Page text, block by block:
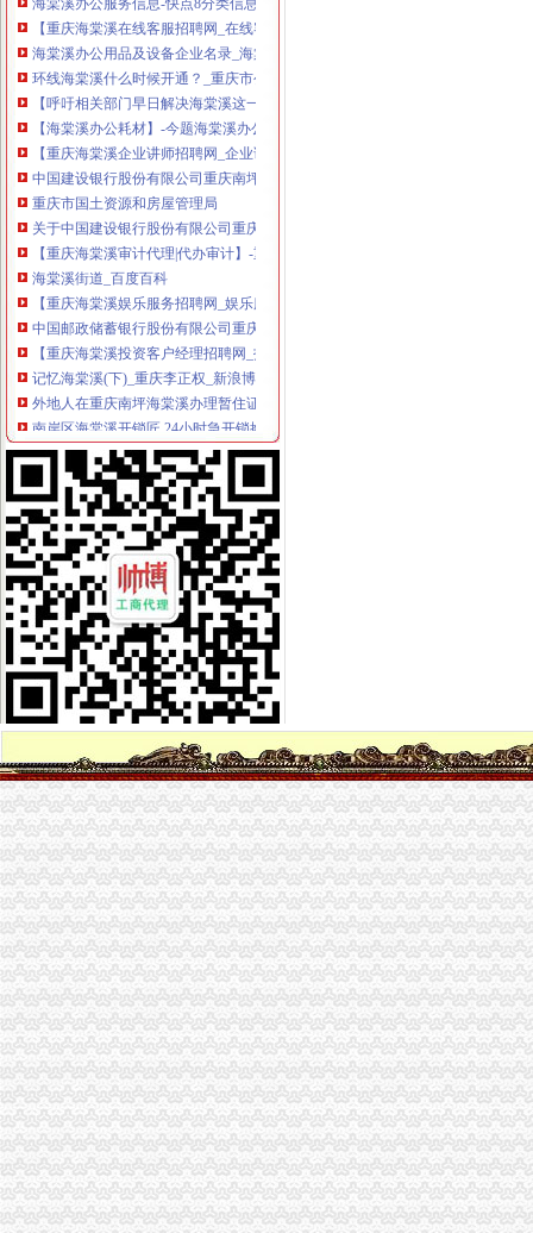
【重庆海棠溪在线客服招聘网_在线客服招聘信息】-重庆智联招聘
海棠溪办公用品及设备企业名录_海棠溪办公用品及设备公司黄页–海
环线海棠溪什么时候开通？_重庆市公开信箱
【呼吁相关部门早日解决海棠溪这一段的交通问题_重庆市公开信箱
【海棠溪办公耗材】-今题海棠溪办公耗材网
【重庆海棠溪企业讲师招聘网_企业讲师招聘信息】-重庆智联招聘
中国建设银行股份有限公司重庆南坪支行海棠溪分理处
重庆市国土资源和房屋管理局
关于中国建设银行股份有限公司重庆南坪支行海棠溪分理处等3家机构
【重庆海棠溪审计代理|代办审计】-重庆赶集网
海棠溪街道_百度百科
【重庆海棠溪娱乐服务招聘网_娱乐服务招聘信息】-重庆智联招聘
中国邮政储蓄银行股份有限公司重庆南岸区海棠溪营业所
【重庆海棠溪投资客户经理招聘网_投资客户经理招聘信息】-重庆智
记忆海棠溪(下)_重庆李正权_新浪博客
外地人在重庆南坪海棠溪办理暂住证需要什么材料？_上海包听|E都市
南岸区海棠溪开锁匠,24小时急开锁换锁-重庆社区
重庆南岸区海棠溪是否能办理临时_搜问问
重庆光纤宽带：重庆南岸区海棠溪长城宽带在线优惠办理-重庆爱问分类
南岸区海棠溪街道办事处_电话_地址|在哪里_上班时间-重庆本地宝
想要具有口碑的公司注销服务,就找果岭创投_海棠溪街道公司变更_
南坪五公里现在是划给海棠溪街道办的吗_重庆_论坛_天涯社区
重庆南岸海棠溪民办大学招生,重庆南岸海棠溪民办职业学校,重庆南
重庆中国建设银行海棠溪分理处_电话_地址|在哪里_营业时间-重庆本地
重庆南岸区海棠溪街道办附近酒店_重庆南岸区海棠溪街道办附近宾馆
中国建设银行股份有限公司重庆南岸海棠溪支行联系方式_信用报告_
可靠的公司注销成都哪里有-海棠溪街道公司注销
【钢运房产海棠溪商圈办公环境】钢运房产海棠溪商圈工作环境如何、
中国邮政储蓄银行股份有限公司重庆南岸区海棠溪营业所联系方式_信
重庆海棠溪装修装饰
重庆市南岸区人民海棠溪街道办事处招标采购信息
海棠溪街道举办演讲比赛孩童与员同台讲法-新闻频道-华龙网
海棠溪街道公司注销四川正规的公司注销推荐-中国制造交易网
可靠的公司注销成都哪里有-海棠溪街道公司注销|东商网
成都地区服务优良的公司转让服务：海棠溪街道公司转让-中国制造交
印_南岸：海棠溪办摄影比赛寻找身边的“摄影家”_视界网—重庆
海棠溪街道_360百科
海棠溪街道办要业主与开发商签订五年的物业合同-来报料-大渝社区|
【海棠溪办公耗材回收|海棠溪二手办公耗材回收】-今题海棠溪办公耗
重庆南岸海棠溪二手办公设备,重庆南岸海棠溪办公设备转让,重庆南
重庆南岸区海棠溪长城宽带2017暑期惠_重庆长城宽带办理
南岸区海棠溪长城宽带官网重庆光纤宽带今题网
群工系统成服务群众“快车道”----海棠溪街道一季度办结210件群众
【海棠溪分期学车】-海棠溪分期学车价格|批发-海棠溪分期学车公司-
海棠溪小学举办届专场新年音乐会
海棠溪街道开展幼儿园食品安全检查工作-重庆市南岸区人民
海棠溪驾校报名,深渝达驾校,驾校报名点-爱喇叭网
海棠溪办公司
海棠溪办公服务信息-快点8分类信息网